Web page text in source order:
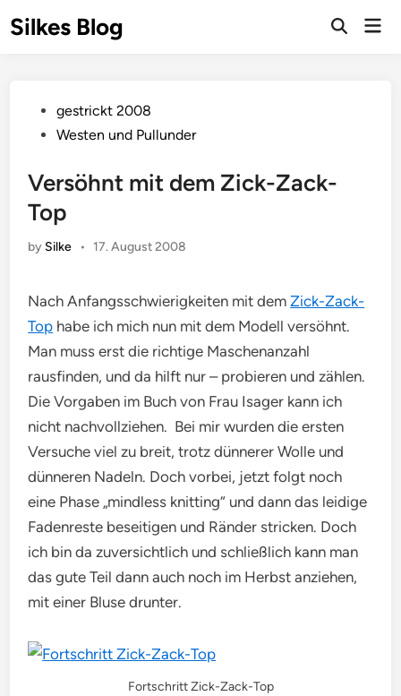
toSilkes Blog
Postedgestrickt 2008
Westen und Pullunder
Versöhnt mit dem Zick-Zack-
Top
by Silke • 17. August 2008
Nach Anfangsschwierigkeiten mit demZick-Zack-
Top habe ich mich nun mit dem Modell versöhnt.
Man muss erst die richtige Maschenanzahl
rausfinden, und da hilft nur – probieren und zählen.
Die Vorgaben im Buch von Frau Isager kann ich
nicht nachvollziehen. Bei mir wurden die ersten
Versuche viel zu breit, trotz dünnerer Wolle und
dünneren Nadeln. Doch vorbei, jetzt folgt noch
eine Phase „mindless knitting“ und dann das leidige
Fadenreste beseitigen und Ränder stricken. Doch
ich bin da zuversichtlich und schließlich kann man
das gute Teil dann auch noch im Herbst anziehen,
mit einer Bluse drunter.
Fortschritt Zick-Zack-Top